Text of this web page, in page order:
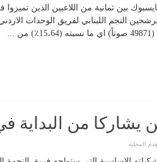
بين ثمانية من اللاعبين الذين
النجم اللبناني لفريق الوحدات
...
يشاركا من البداية
المحلية